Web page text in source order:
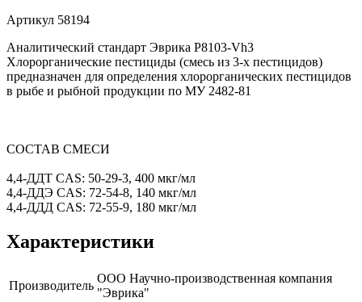
Артикул 58194
Аналитический стандарт Эврика P8103-Vh3
Хлорорганические пестициды (смесь из 3-х пестицидов)
предназначен для определения хлорорганических пестицидов
в рыбе и рыбной продукции по МУ 2482-81
СОСТАВ СМЕСИ
4,4-ДДТ CAS: 50-29-3, 400 мкг/мл
4,4-ДДЭ CAS: 72-54-8, 140 мкг/мл
4,4-ДДД CAS: 72-55-9, 180 мкг/мл
Характеристики
Производитель
ООО Научно-производственная компания
"Эврика"